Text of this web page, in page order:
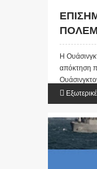
Κίνα
Η
απόκτηση